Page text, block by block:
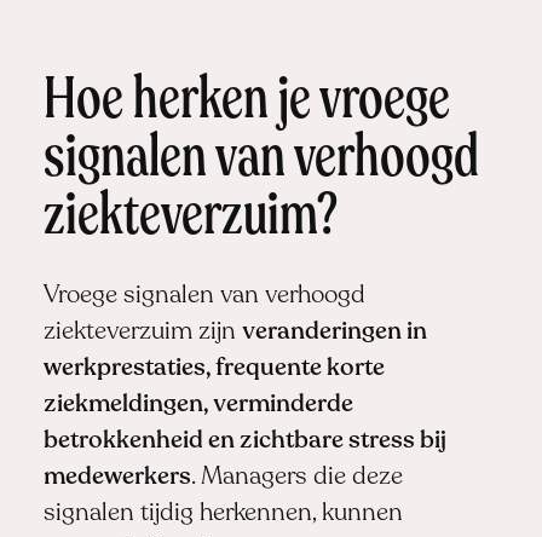
Hoe herken je vroege
signalen van verhoogd
ziekteverzuim?
Vroege signalen van verhoogd
ziekteverzuim zijn veranderingen in
werkprestaties, frequente korte
ziekmeldingen, verminderde
betrokkenheid en zichtbare stress bij
medewerkers. Managers die deze
signalen tijdig herkennen, kunnen